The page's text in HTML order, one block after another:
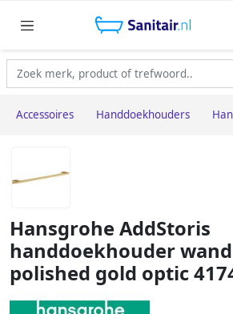
Accessoires Handdoekhouders
Hansgrohe AddStoris
handdoekhouder
polished gold optic